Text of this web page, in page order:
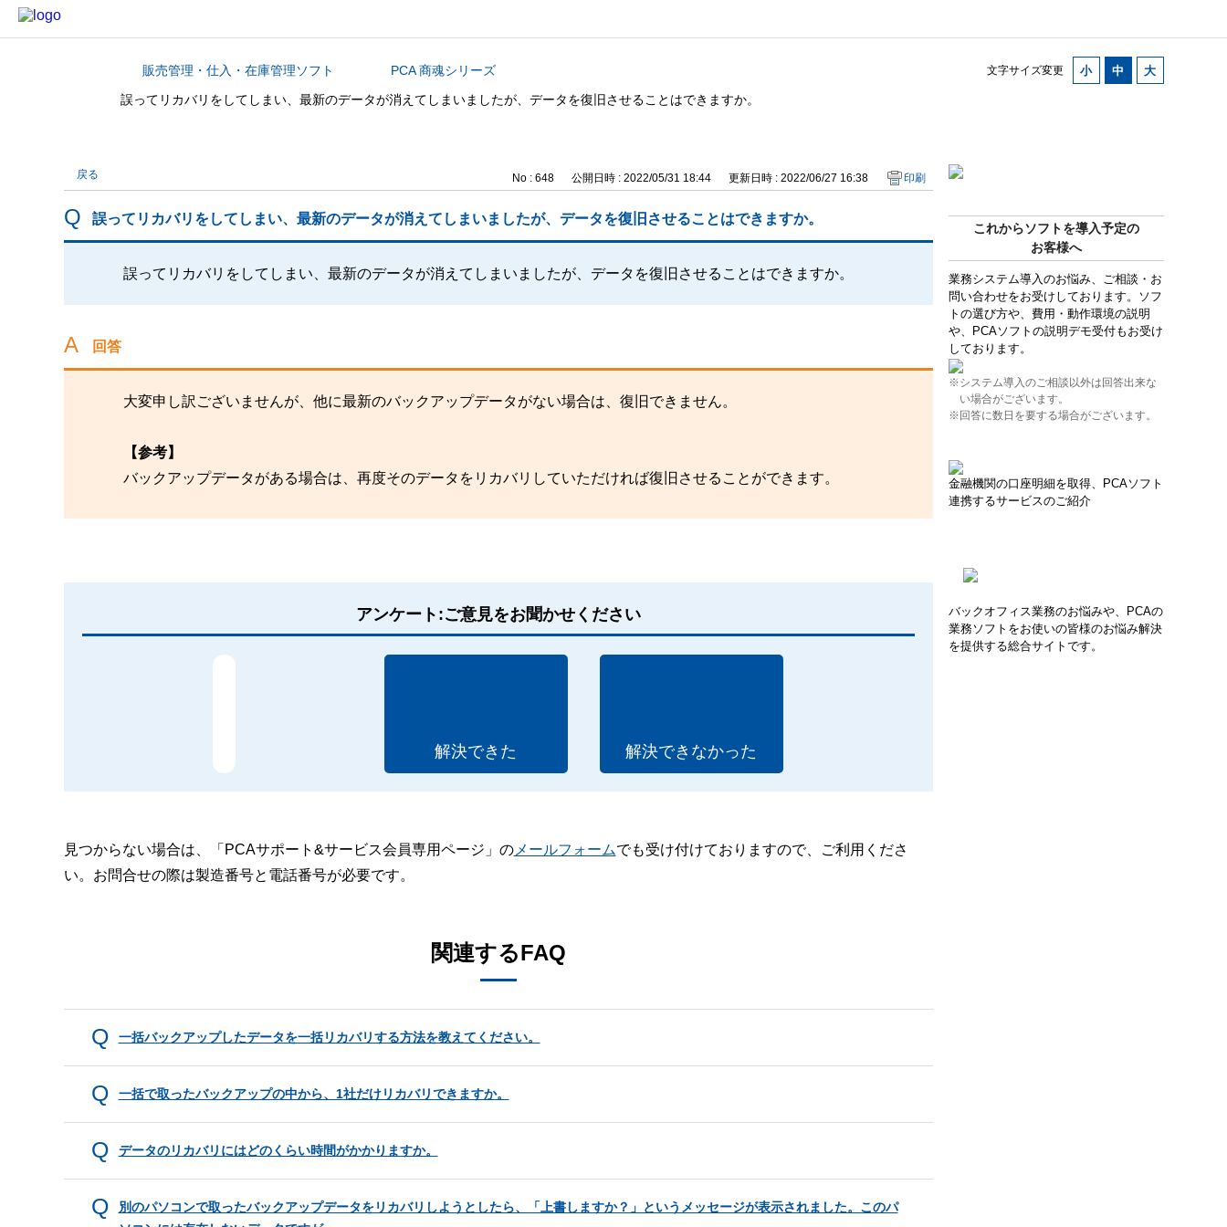
文字サイズ変更
カテゴリから探す販売管理・仕入・在庫管理ソフト
PCA 商魂シリーズ
誤ってリカバリをしてしまい、最新のデータが消えてしまいましたが、データを復旧させることはできますか。
これからソフトを導入予定の
お客様へ
業務システム導入のお悩み、ご相談・お
問い合わせをお受けしております。ソフ
トの選び方や、費用・動作環境の説明
や、PCAソフトの説明デモ受付もお受け
しております。
※システム導入のご相談以外は回答出来な
い場合がございます。
※回答に数日を要する場合がございます。
金融機関の口座明細を取得、PCAソフト
連携するサービスのご紹介
バックオフィス業務のお悩みや、PCAの
業務ソフトをお使いの皆様のお悩み解決
を提供する総合サイトです。
戻る No : 648 公開日時 : 2022/05/31 18:44 更新日時 : 2022/06/27 16:38 印刷
誤ってリカバリをしてしまい、最新のデータが消えてしまいましたが、データを復旧させることはできますか。
誤ってリカバリをしてしまい、最新のデータが消えてしまいましたが、データを復旧させることはできますか。
回答
大変申し訳ございませんが、他に最新のバックアップデータがない場合は、復旧できません。
【参考】
バックアップデータがある場合は、再度そのデータをリカバリしていただければ復旧させることができます。
アンケート:ご意見をお聞かせください
解決できた 解決できなかった
見つからない場合は、「PCAサポート&サービス会員専用ページ」のメールフォームでも受け付けておりますので、ご利用くださ
い。お問合せの際は製造番号と電話番号が必要です。
関連するFAQ
一括バックアップしたデータを一括リカバリする方法を教えてください。
一括で取ったバックアップの中から、1社だけリカバリできますか。
データのリカバリにはどのくらい時間がかかりますか。
別のパソコンで取ったバックアップデータをリカバリしようとしたら、「上書しますか？」というメッセージが表示されました。このパ